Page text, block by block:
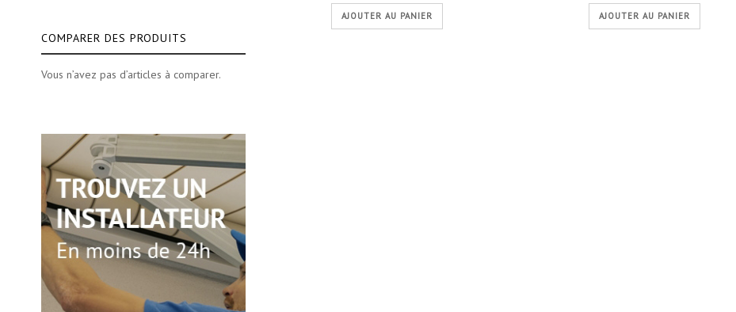
AJOUTER AU PANIER AJOUTER AU PANIER
COMPARER DES PRODUITS
Vous n’avez pas d’articles à comparer.